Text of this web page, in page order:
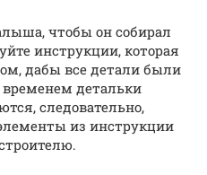
чтобы он собирал
инструкции, которая
дабы все детали были
временем детальки
следовательно,
из инструкции